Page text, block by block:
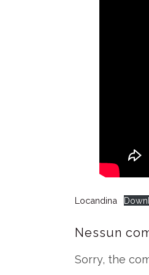
Locandina
Nessun
Sorry, the